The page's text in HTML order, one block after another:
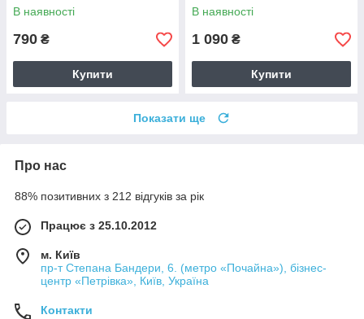
В наявності
790 ₴
Купити
В наявності
1 090 ₴
Купити
Показати ще
Про нас
88% позитивних з 212 відгуків за рік
Працює з 25.10.2012
м. Київ
пр-т Степана Бандери, 6. (метро «Почайна»), бізнес-
центр «Петрівка», Київ, Україна
Контакти